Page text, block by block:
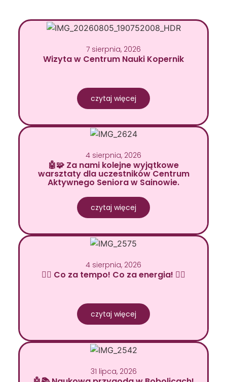
7 sierpnia, 2026
Wizyta w Centrum Nauki Kopernik
czytaj więcej
4 sierpnia, 2026
🤖🧩 Za nami kolejne wyjątkowe
warsztaty dla uczestników Centrum
Aktywnego Seniora w Sainowie.
czytaj więcej
4 sierpnia, 2026
🚴‍♂️ Co za tempo! Co za energia! 🚴‍♀️
czytaj więcej
31 lipca, 2026